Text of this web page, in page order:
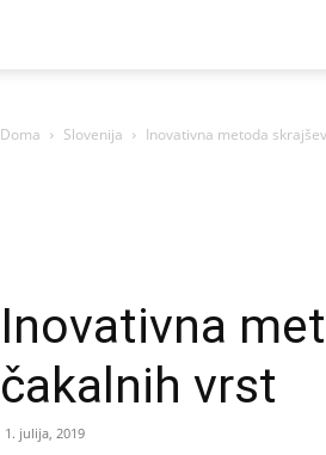
Doma Slovenija Inovativna metoda
Inovativna
čakalnih vrst
1. julija, 2019